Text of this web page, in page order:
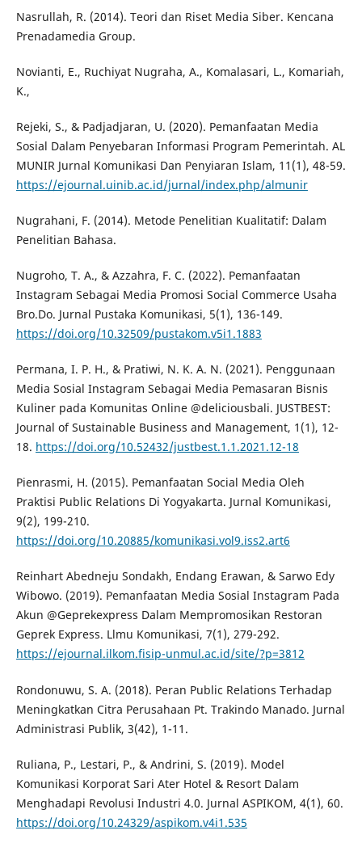
Nasrullah, R. (2014). Teori dan Riset Media Siber. Kencana
Prenadamedia Group.
Novianti, E., Ruchiyat Nugraha, A., Komalasari, L., Komariah,
K.,
Rejeki, S., & Padjadjaran, U. (2020). Pemanfaatan Media
Sosial Dalam Penyebaran Informasi Program Pemerintah. AL
MUNIR Jurnal Komunikasi Dan Penyiaran Islam, 11(1), 48-59.
https://ejournal.uinib.ac.id/jurnal/index.php/almunir
Nugrahani, F. (2014). Metode Penelitian Kualitatif: Dalam
Penelitian Bahasa.
Nugroho, T. A., & Azzahra, F. C. (2022). Pemanfaatan
Instagram Sebagai Media Promosi Social Commerce Usaha
Bro.Do. Jurnal Pustaka Komunikasi, 5(1), 136-149.
https://doi.org/10.32509/pustakom.v5i1.1883
Permana, I. P. H., & Pratiwi, N. K. A. N. (2021). Penggunaan
Media Sosial Instagram Sebagai Media Pemasaran Bisnis
Kuliner pada Komunitas Online @deliciousbali. JUSTBEST:
Journal of Sustainable Business and Management, 1(1), 12-
18. https://doi.org/10.52432/justbest.1.1.2021.12-18
Pienrasmi, H. (2015). Pemanfaatan Social Media Oleh
Praktisi Public Relations Di Yogyakarta. Jurnal Komunikasi,
9(2), 199-210.
https://doi.org/10.20885/komunikasi.vol9.iss2.art6
Reinhart Abedneju Sondakh, Endang Erawan, & Sarwo Edy
Wibowo. (2019). Pemanfaatan Media Sosial Instagram Pada
Akun @Geprekexpress Dalam Mempromosikan Restoran
Geprek Express. Llmu Komunikasi, 7(1), 279-292.
https://ejournal.ilkom.fisip-unmul.ac.id/site/?p=3812
Rondonuwu, S. A. (2018). Peran Public Relations Terhadap
Meningkatkan Citra Perusahaan Pt. Trakindo Manado. Jurnal
Administrasi Publik, 3(42), 1-11.
Ruliana, P., Lestari, P., & Andrini, S. (2019). Model
Komunikasi Korporat Sari Ater Hotel & Resort Dalam
Menghadapi Revolusi Industri 4.0. Jurnal ASPIKOM, 4(1), 60.
https://doi.org/10.24329/aspikom.v4i1.535